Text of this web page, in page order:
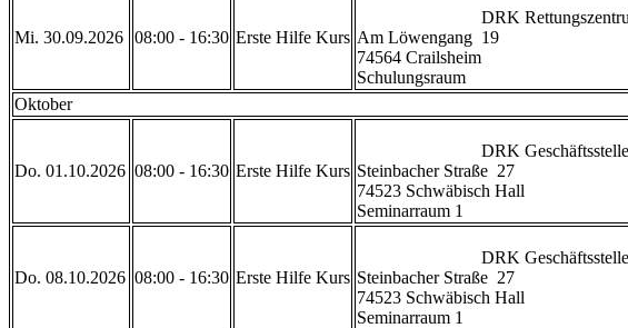
Mi. 30.09.2026 08:00 - 16:30 Erste Hilfe Kurs Am Löwengang  19
74564 Crailsheim
Schulungsraum
Oktober
Do. 01.10.2026 08:00 - 16:30 Erste Hilfe Kurs Steinbacher Straße  27
74523 Schwäbisch Hall
Seminarraum 1
Do. 08.10.2026 08:00 - 16:30 Erste Hilfe Kurs Steinbacher Straße  27
74523 Schwäbisch Hall
Seminarraum 1